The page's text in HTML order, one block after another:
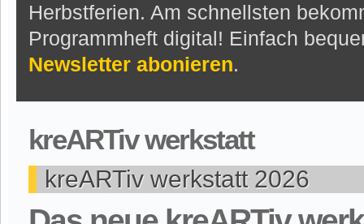
Herbstferien. Am schnellsten
Programmheft digital! Einfach
Newsletter abonieren.
kreARTiv werkstatt
kreARTiv werkstatt 2026